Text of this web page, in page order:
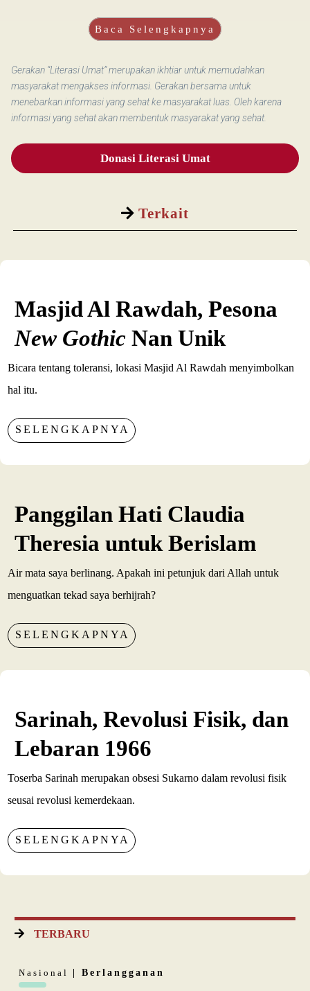
Terkait
Baca Selengkapnya
Gerakan “Literasi Umat” merupakan ikhtiar untuk memudahkan
masyarakat mengakses informasi. Gerakan bersama untuk
menebarkan informasi yang sehat ke masyarakat luas. Oleh karena
informasi yang sehat akan membentuk masyarakat yang sehat.
Donasi Literasi Umat
Masjid Al Rawdah, Pesona
New Gothic Nan Unik
Bicara tentang toleransi, lokasi Masjid Al Rawdah menyimbolkan
hal itu.
SELENGKAPNYA
Panggilan Hati Claudia
Theresia untuk Berislam
Air mata saya berlinang. Apakah ini petunjuk dari Allah untuk
menguatkan tekad saya berhijrah?
SELENGKAPNYA
Sarinah, Revolusi Fisik, dan
Lebaran 1966
Toserba Sarinah merupakan obsesi Sukarno dalam revolusi fisik
seusai revolusi kemerdekaan.
SELENGKAPNYA
TERBARU
Nasional | Berlangganan